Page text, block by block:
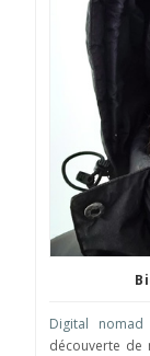
Digital
découverte de